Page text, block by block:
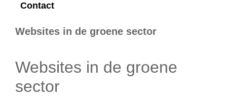
Contact
Websites in de groene sector
Websites in de groene
sector